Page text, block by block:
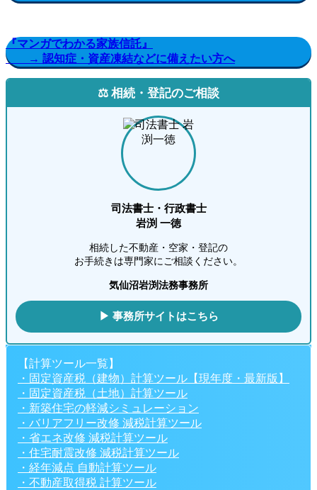
『マンガでわかる家族信託』
→ 認知症・資産凍結などに備えたい方へ
⚖️ 相続・登記のご相談
司法書士・行政書士
岩渕 一徳
相続した不動産・空家・登記の
お手続きは専門家にご相談ください。
気仙沼岩渕法務事務所
▶ 事務所サイトはこちら
【計算ツール一覧】
・固定資産税（建物）計算ツール【現年度・最新版】
・固定資産税（土地）計算ツール
・新築住宅の軽減シミュレーション
・バリアフリー改修 減税計算ツール
・省エネ改修 減税計算ツール
・住宅耐震改修 減税計算ツール
・経年減点 自動計算ツール
・不動産取得税 計算ツール